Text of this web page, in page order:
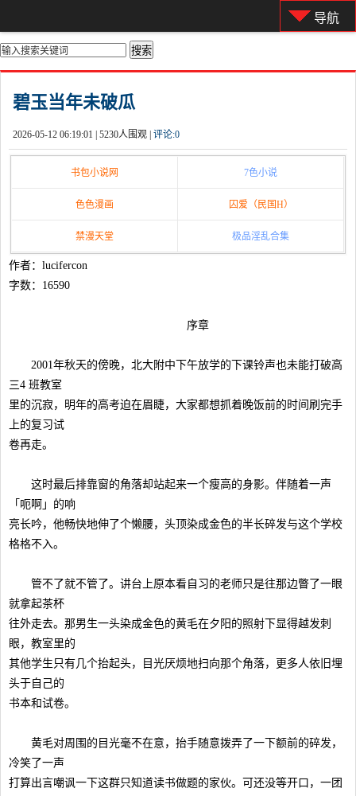
导航
你的位置： 首页>都市激情
碧玉当年未破瓜
2026-05-12 06:19:01 | 5230人围观 | 评论:0
书包小说网 7色小说
色色漫画 囚爱（民国H）
禁漫天堂 极品淫乱合集
作者：lucifercon
字数：16590
序章
2001年秋天的傍晚，北大附中下午放学的下课铃声也未能打破高
三4 班教室
里的沉寂，明年的高考迫在眉睫，大家都想抓着晚饭前的时间刷完手
上的复习试
卷再走。
这时最后排靠窗的角落却站起来一个瘦高的身影。伴随着一声
「呃啊」的响
亮长吟，他畅快地伸了个懒腰，头顶染成金色的半长碎发与这个学校
格格不入。
管不了就不管了。讲台上原本看自习的老师只是往那边瞥了一眼
就拿起茶杯
往外走去。那男生一头染成金色的黄毛在夕阳的照射下显得越发刺
眼，教室里的
其他学生只有几个抬起头，目光厌烦地扫向那个角落，更多人依旧埋
头于自己的
书本和试卷。
黄毛对周围的目光毫不在意，抬手随意拨弄了一下额前的碎发，
冷笑了一声
打算出言嘲讽一下这群只知道读书做题的家伙。可还没等开口，一团